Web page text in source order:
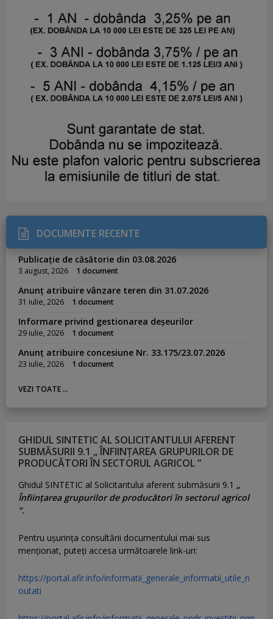
DOCUMENTE RECENTE
Publicație de căsătorie din 03.08.2026
3 august, 2026 1 document
Anunț atribuire vânzare teren din 31.07.2026
31 iulie, 2026 1 document
Informare privind gestionarea deșeurilor
29 iulie, 2026 1 document
Anunț atribuire concesiune Nr. 33.175/23.07.2026
23 iulie, 2026 1 document
VEZI TOATE ...
GHIDUL SINTETIC AL SOLICITANTULUI AFERENT
SUBMĂSURII 9.1 „ ÎNFIINȚAREA GRUPURILOR DE
PRODUCĂTORI ÎN SECTORUL AGRICOL ”
Ghidul SINTETIC al Solicitantului aferent submăsurii 9.1 „
Înființarea grupurilor de producători în sectorul agricol
”.
Pentru uşurinţa consultării documentului mai sus
menţionat, puteţi accesa următoarele link-uri:
https://portal.afir.info/informatii_generale_informatii_utile_n
outati